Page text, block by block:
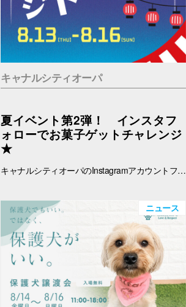
キャナルシティオーパ
夏イベント第2弾！ インスタフ
ォローでお菓子ゲットチャレンジ
★
キャナルシティオーパのInstagramアカウントフォローでお菓子ゲットに挑戦！ あなたは最大何個ゲットできる？？！！ ■抽選日時：8.13(木) ～8.16(日) 11：00～19：00 ■抽選会場：B1F ラフェスタ内特設会場 ■参加条件：キャナルシティオーパのInstagramアカウント(＠canalcityopa)をフォロー 【注意事項】 ※参加の際はキャナルシティオーパアカウントのフォロー画面をご提示ください。 ※各日、景品がなくなり次第終了となります。 ※イラストはすべてイメージです。 ※おひとりさまにつき1回までご参加いただけます。
ニュース